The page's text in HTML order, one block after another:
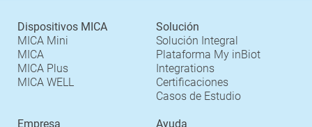
Dispositivos MICA
MICA Mini
MICA
MICA Plus
MICA WELL
Solución
Solución Integral
Plataforma My inBiot
Integrations
Certificaciones
Casos de Estudio
Empresa
Ayuda